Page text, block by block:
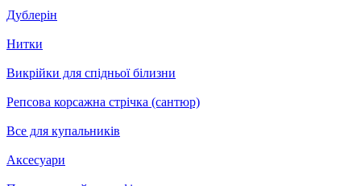
Дублерін
Нитки
Викрійки для спідньої білизни
Репсова корсажна стрічка (сантюр)
Все для купальників
Аксесуари